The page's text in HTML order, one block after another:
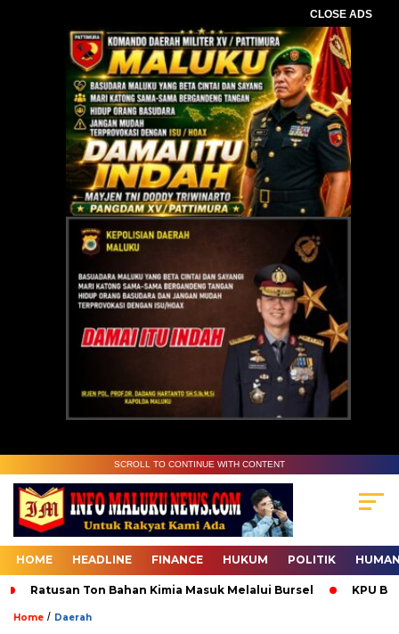
CLOSE ADS
SCROLL TO CONTINUE WITH CONTENT
HOME HEADLINE FINANCE HUKUM POLITIK
Ratusan Ton Bahan Kimia Masuk Melalui Bursel KPU
Home / Daerah